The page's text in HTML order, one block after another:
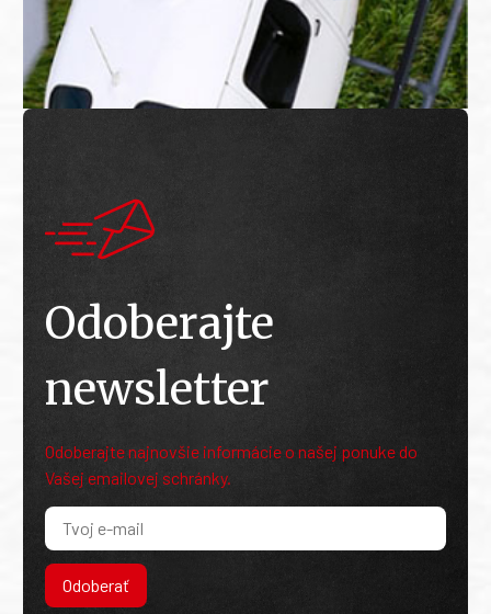
Odoberajte
newsletter
Odoberajte najnovšie informácie o našej ponuke do
Vašej emailovej schránky.
Odoberať